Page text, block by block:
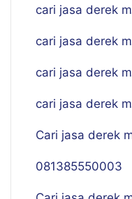
cari jasa derek
cari jasa derek
cari jasa derek
cari jasa derek
Cari jasa derek
081385550003